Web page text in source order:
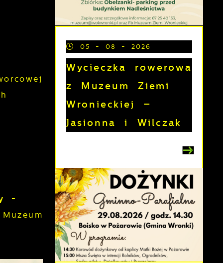
-
05 - 08 - 2026
Wycieczka rowerowa
z Muzeum Ziemi
Wronieckiej –
Jasionna i Wilczak